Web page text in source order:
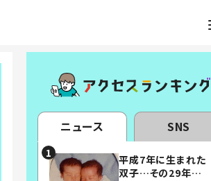
ニュース SNS
平成7年に生まれた
双子…その29年後